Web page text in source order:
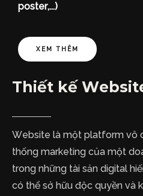
poster,...)
XEM THÊM
Thiết kế
Website là một platform vô
thống marketing của một
trong những tài sản digital
có thể sở hữu độc quyền và